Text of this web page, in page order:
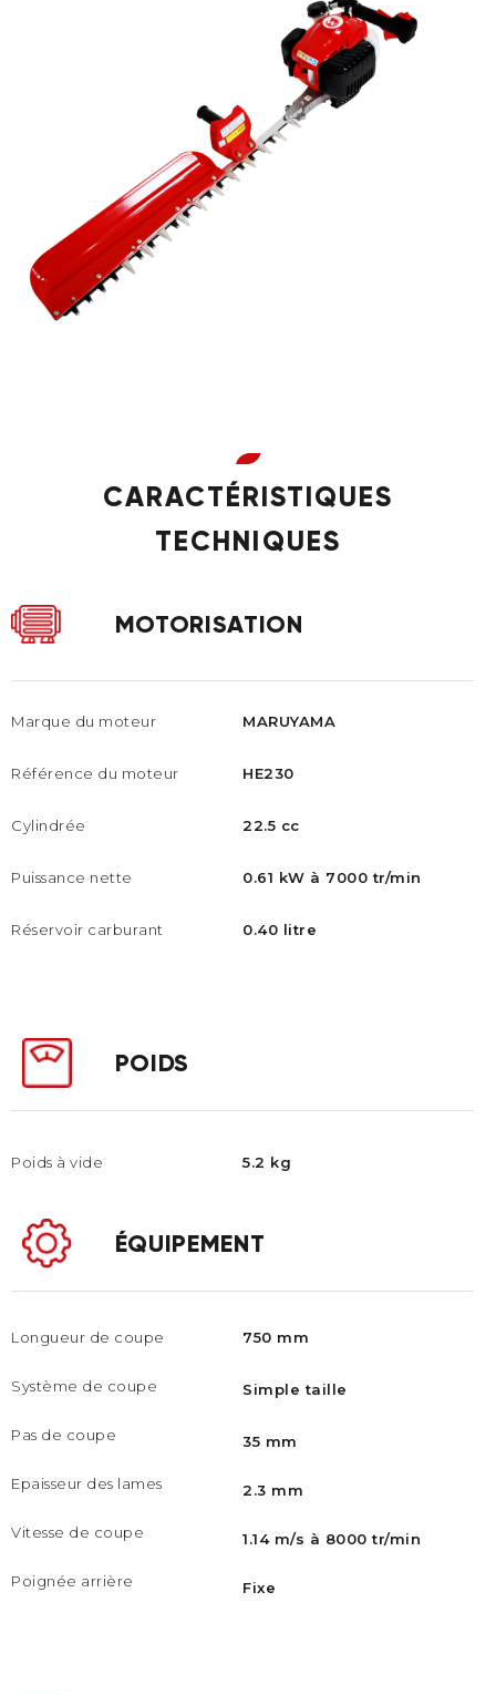
CARACTÉRISTIQUES
TECHNIQUES
MOTORISATION
Marque du moteur
Référence du moteur
Cylindrée
Puissance nette
Réservoir carburant
MARUYAMA
HE230
22.5 cc
0.61 kW à 7000 tr/min
0.40 litre
POIDS
Poids à vide 5.2 kg
ÉQUIPEMENT
Longueur de coupe
Système de coupe
Pas de coupe
Epaisseur des lames
Vitesse de coupe
Poignée arrière
750 mm
Simple taille
35 mm
2.3 mm
1.14 m/s à 8000 tr/min
Fixe